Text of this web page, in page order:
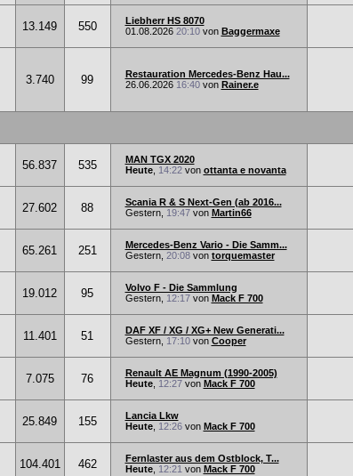
13.149 550
Liebherr HS 8070
01.08.2026 20:10von Baggermaxe
3.740 99
Restauration Mercedes-Benz Hau...
26.06.2026 16:40von Rainer.e
56.837 535
MAN TGX 2020
Heute, 14:22von ottanta e novanta
27.602 88
Scania R & S Next-Gen (ab 2016...
Gestern, 19:47von Martin66
65.261 251
Mercedes-Benz Vario - Die Samm...
Gestern, 20:08von torquemaster
19.012 95
Volvo F - Die Sammlung
Gestern, 12:17von Mack F 700
11.401 51
DAF XF / XG / XG+ New Generati...
Gestern, 17:10von Cooper
7.075 76
Renault AE Magnum (1990-2005)
Heute, 12:27von Mack F 700
25.849 155
Lancia Lkw
Heute, 12:26von Mack F 700
104.401 462
Fernlaster aus dem Ostblock, T...
Heute, 12:21 von Mack F 700